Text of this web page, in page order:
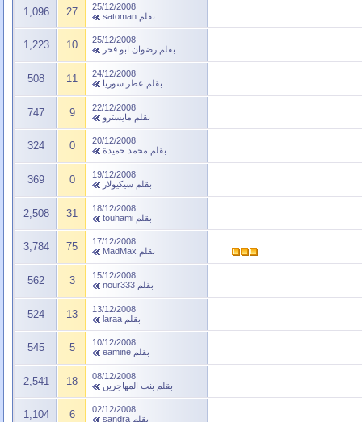
25/12/2008
بقلم satoman
27
1,096
25/12/2008
بقلم رضوان ابو فخر 10
1,223
24/12/2008
بقلم عطر سوريا 11
508
22/12/2008
بقلم مايسترو 9
747
20/12/2008
بقلم محمد حميدة 0
324
19/12/2008
بقلم سيكيولار 0
369
18/12/2008
بقلم touhami
31
2,508
17/12/2008
بقلم MadMax
75
3,784
15/12/2008
بقلم nour333
3
562
13/12/2008
بقلم laraa
13
524
10/12/2008
بقلم eamine
5
545
08/12/2008
بقلم بنت المهاجرين 18
2,541
02/12/2008
بقلم sandra
6
1,104